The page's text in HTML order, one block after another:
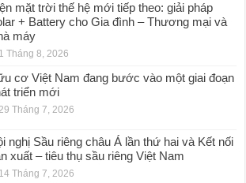
mặt trời thế hệ mới tiếp theo: giải pháp
+ Battery cho Gia đình – Thương mại và
máy
1 Tháng 8, 2026
cơ Việt Nam đang bước vào một giai đoạn
triển mới
Tháng 7, 2026
nghị Sầu riêng châu Á lần thứ hai và Kết nối
xuất – tiêu thụ sầu riêng Việt Nam
14 Tháng 7, 2026